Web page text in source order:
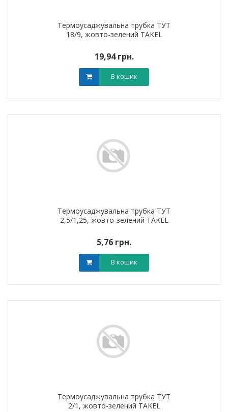
Термоусаджувальна трубка ТУТ
18/9, жовто-зелений TAKEL
19,94 грн.
В кошик
Термоусаджувальна трубка ТУТ
2,5/1,25, жовто-зелений TAKEL
5,76 грн.
В кошик
Термоусаджувальна трубка ТУТ
2/1, жовто-зелений TAKEL